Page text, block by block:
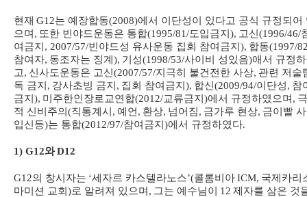
현재 G12는 예장합동(2008)에서 이단성이 있다고 공식 규정되어
으며 , 또한 빈야드운동은 통합(1995/81/도입금지 ), 고신 (1996/46/
여금지 , 2007/57/빈야드성 유사운동 집회 참여금지 ), 합동(1997/
참여자, 동조자는 징계 ), 기성(1998/53/사이비 성있음)애서 규정
고, 신사도운동은 고신 (2007/57/지극히 불건전한 사상, 관련 저술
독 금지 , 강사초빙 금지 , 집회 참여금지 ), 합신 (2009/94/이단성, 참
금지 ), 미주한인장로교연합(2012/교류금지 )에서 규정하였으며 ,
적 신비주의 (직통계시 , 예언 , 환상, 넘어짐, 금가루 현상, 금이빨
입신등)는 통합(2012/97/참여금지 )에서 규정하였다.
1) G12와D12
G12의 창시자는 ‘세자르 카스텔라노스’(콜롬비아ICM, 국제카리
마미션 교회 )로 알려져 있으며 , 그는 예수님이 12 제자를 삼은 것